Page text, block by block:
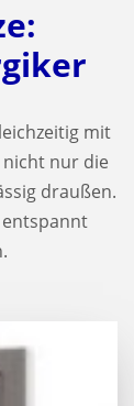
mit
nicht nur die
draußen.
entspannt